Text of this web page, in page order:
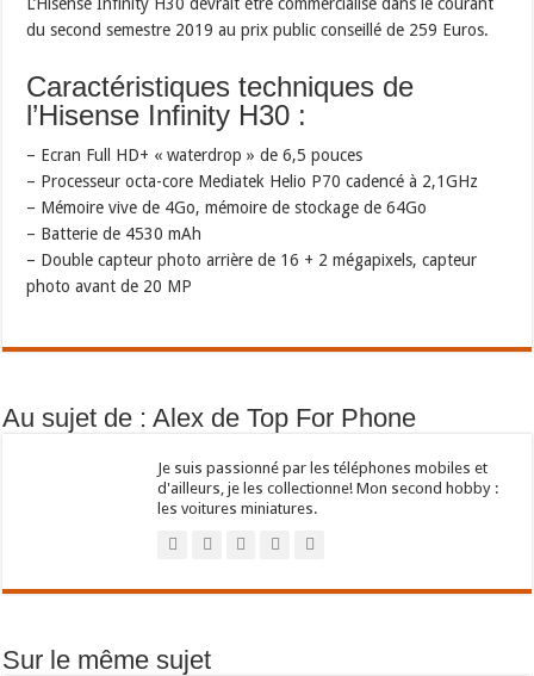
du second semestre 2019 au prix public conseillé de 259 Euros.
Caractéristiques techniques de
l’Hisense Infinity H30 :
– Ecran Full HD+ « waterdrop » de 6,5 pouces
– Processeur octa-core Mediatek Helio P70 cadencé à 2,1GHz
– Mémoire vive de 4Go, mémoire de stockage de 64Go
– Batterie de 4530 mAh
– Double capteur photo arrière de 16 + 2 mégapixels, capteur
photo avant de 20 MP
Au sujet de : Alex de Top For Phone
Je suis passionné par les téléphones mobiles et
d'ailleurs, je les collectionne! Mon second hobby :
les voitures miniatures.
Sur le même sujet